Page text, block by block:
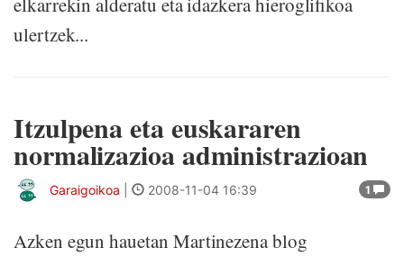
ulertzek...
Itzulpena eta euskararen
normalizazioa administrazioan
1
Garaigoikoa 2008-11-04 16:39
Azken egun hauetan Martinezena blog